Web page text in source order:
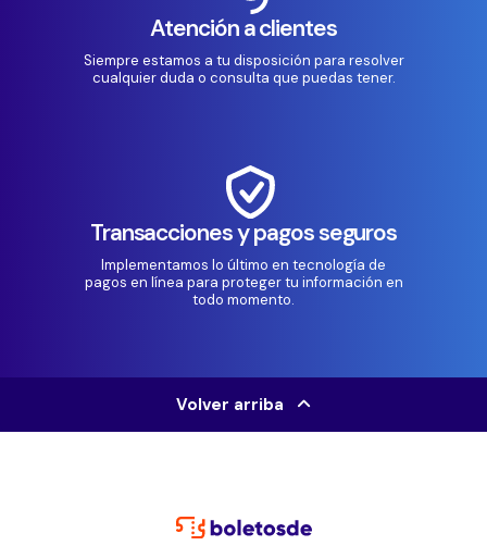
Atención a clientes
Siempre estamos a tu disposición para resolver
cualquier duda o consulta que puedas tener.
Transacciones y pagos seguros
Implementamos lo último en tecnología de
pagos en línea para proteger tu información en
todo momento.
Volver arriba